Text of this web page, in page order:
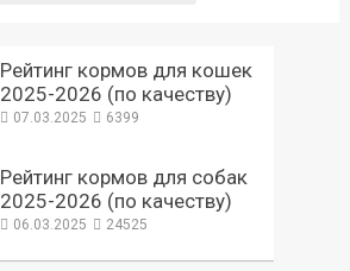
Рейтинг кормов для кошек
2025-2026 (по качеству)
07.03.2025 6399
Рейтинг кормов для собак
2025-2026 (по качеству)
06.03.2025 24525